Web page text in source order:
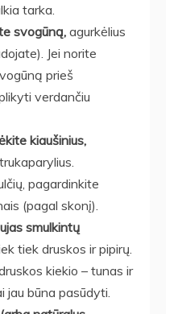
tarka.
svogūną, agurkėlius
Jei norite
prieš
verdančiu
kiaušinius,
pagardinkite
(pagal skonį).
smulkintų
tiek druskos ir pipirų.
kiekio – tunas ir
jau būna pasūdyti.